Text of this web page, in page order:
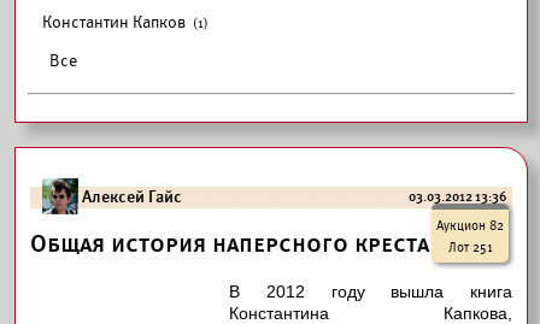
Константин Капков (1)
Все
Алексей Гайс
03.03.2012 13:36
Аукцион 82
Лот 251
Общая история наперсного креста
В 2012 году вышла книга
Константина Капкова,